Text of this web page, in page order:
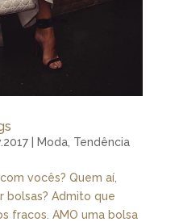
| Moda, Tendência
vocês? Quem aí,
bolsas? Admito que
fracos. AMO uma bolsa